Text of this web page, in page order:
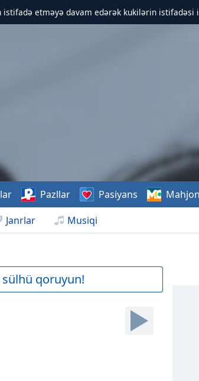
etməyə davam edərək kukilərin istifadəsi
Janrlar Musiqi
Pazllar Pasiyans
qoruyun!